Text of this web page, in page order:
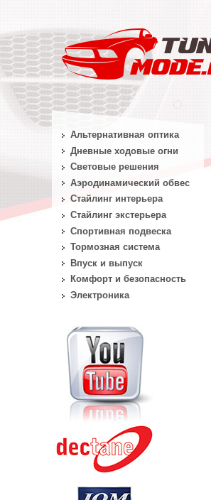
Альтернативная оптика
Дневные ходовые огни
Световые решения
Аэродинамический обвес
Стайлинг интерьера
Стайлинг экстерьера
Спортивная подвеска
Тормозная система
Впуск и выпуск
Комфорт и безопасность
Электроника